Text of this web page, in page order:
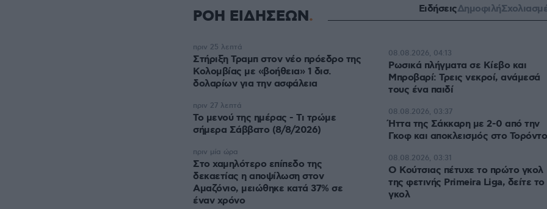
ΡΟΗ ΕΙΔΗΣΕΩΝ ΕιδήσειςΔημοφιλή
Στήριξη Τραμπ στον νέο πρόεδρο της
Κολομβίας με «βοήθεια» 1 δισ.
δολαρίων για την ασφάλεια
πριν 25 λεπτά
Το μενού της ημέρας - Τι τρώμε
σήμερα Σάββατο (8/8/2026)
πριν 27 λεπτά
Στο χαμηλότερο επίπεδο της
δεκαετίας η αποψίλωση στον
Αμαζόνιο, μειώθηκε κατά 37% σε
έναν χρόνο
πριν μία ώρα
Ρωσικά πλήγματα σε Κίεβο και
Μπροβαρί: Τρεις νεκροί, ανάμεσά
τους ένα παιδί
08.08.2026, 04:13
Ήττα της Σάκκαρη με 2-0 από την
Γκοφ και αποκλεισμός στο Τορόντο
08.08.2026, 03:37
Ο Κούτσιας πέτυχε το πρώτο γκολ
της φετινής Primeira Liga, δείτε το
γκολ
08.08.2026, 03:31